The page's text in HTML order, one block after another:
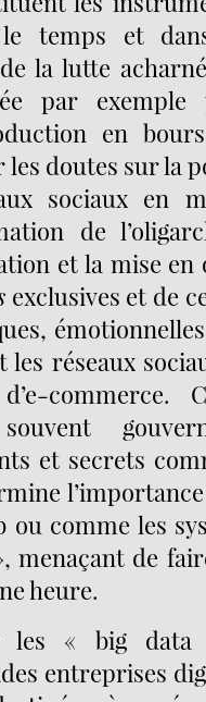
temps et
la lutte
par
en
doutes sur la
sociaux en
de
et la mise en
exclusives et de
les réseaux
commerce.
et secrets
ou comme les
menaçant de
heure.
les « big
entreprises